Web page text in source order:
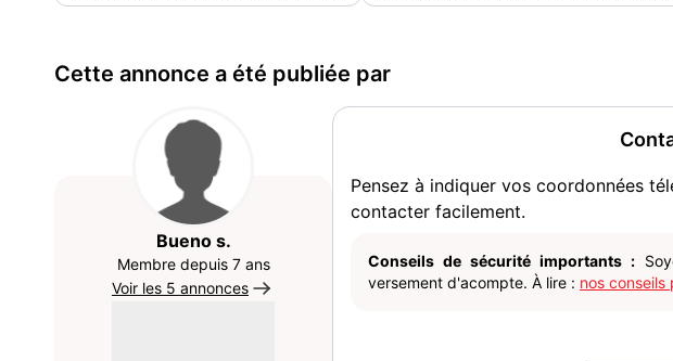
Cette annonce a été publiée par
Bueno s.
Membre depuis 7 ans
Voir les 5 annonces
Pensez à indiquer vos coordonnées
contacter facilement.
Conseils de sécurité importants :
versement d'acompte. À lire : nos conseils